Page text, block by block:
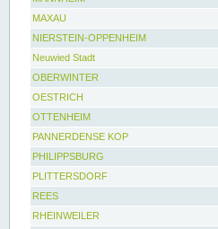
MAXAU
NIERSTEIN-OPPENHEIM
Neuwied Stadt
OBERWINTER
OESTRICH
OTTENHEIM
PANNERDENSE KOP
PHILIPPSBURG
PLITTERSDORF
REES
RHEINWEILER